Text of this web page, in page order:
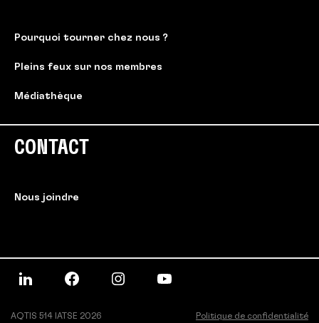
Pourquoi tourner chez nous ?
Pleins feux sur nos membres
Médiathèque
CONTACT
Nous joindre
AQTIS 514 IATSE 2026 Politique de confidentialité